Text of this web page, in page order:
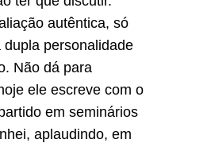
autêntica, só
personalidade
Não dá para
ele escreve com o
em seminários
aplaudindo, em